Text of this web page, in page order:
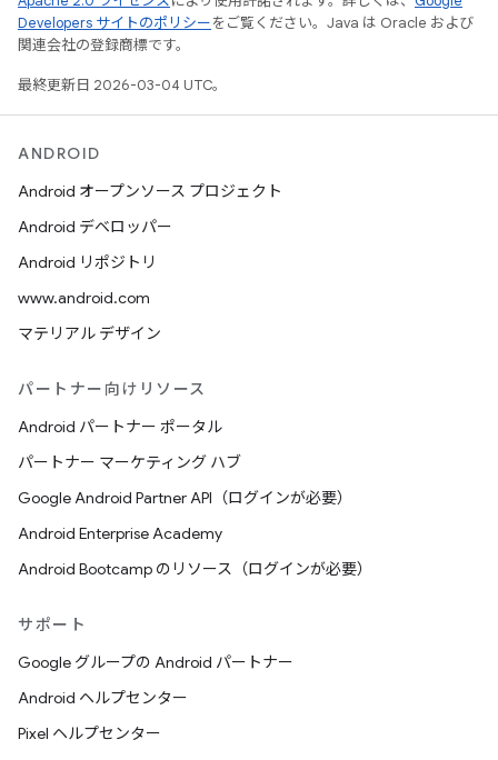
Developers サイトのポリシーをご覧ください。Java は Oracle および
関連会社の登録商標です。
最終更新日 2026-03-04 UTC。
ANDROID
Android オープンソース プロジェクト
Android デベロッパー
Android リポジトリ
www.android.com
マテリアル デザイン
パートナー向けリソース
Android パートナー ポータル
パートナー マーケティング ハブ
Google Android Partner API（ログインが必要）
Android Enterprise Academy
Android Bootcamp のリソース（ログインが必要）
サポート
Google グループの Android パートナー
Android ヘルプセンター
Pixel ヘルプセンター